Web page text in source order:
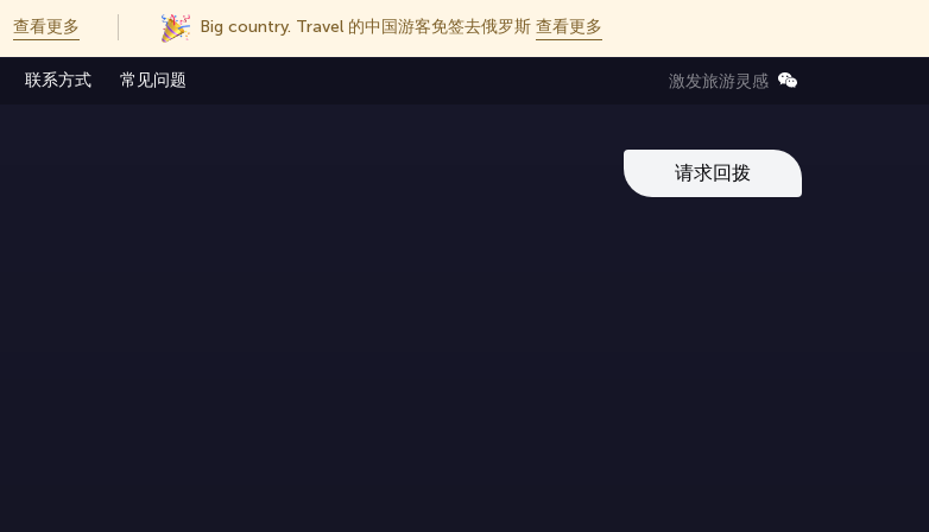
查看更多 Big country. Travel 的中国游客免签去俄罗斯 查看更多
联系方式 常见问题 激发旅游灵感
请求回拨